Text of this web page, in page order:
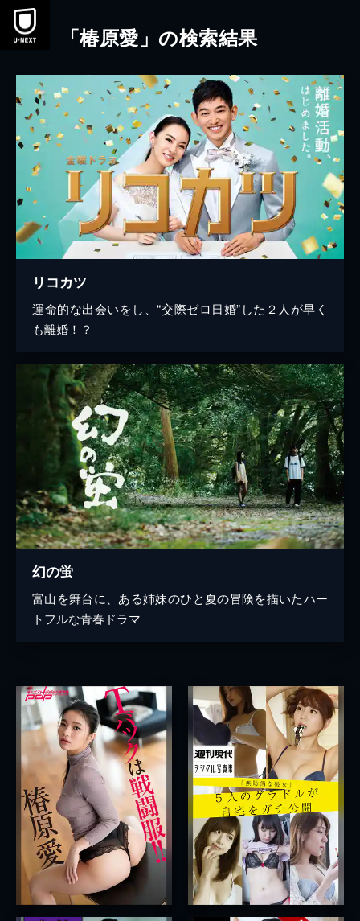
本文へスキップ
「椿原愛」の検索結果
リコカツ
運命的な出会いをし、“交際ゼロ日婚”した２人が早く
も離婚！？
幻の蛍
富山を舞台に、ある姉妹のひと夏の冒険を描いたハー
トフルな青春ドラマ